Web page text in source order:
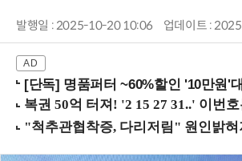
발행일 : 2025-10-20 10:06 업데이트 :
[단독] 명품퍼터 ~60%할인 '10만원'대